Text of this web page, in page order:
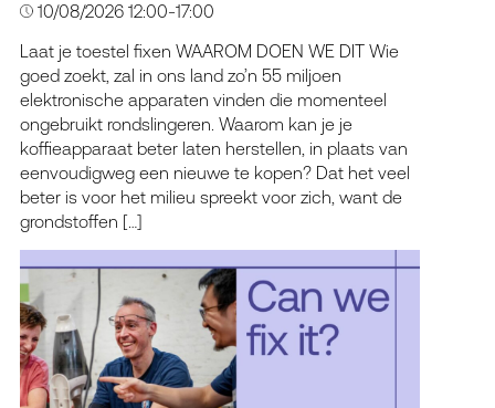
10/08/2026 12:00-17:00
Laat je toestel fixen WAAROM DOEN WE DIT Wie
goed zoekt, zal in ons land zo’n 55 miljoen
elektronische apparaten vinden die momenteel
ongebruikt rondslingeren. Waarom kan je je
koffieapparaat beter laten herstellen, in plaats van
eenvoudigweg een nieuwe te kopen? Dat het veel
beter is voor het milieu spreekt voor zich, want de
grondstoffen […]